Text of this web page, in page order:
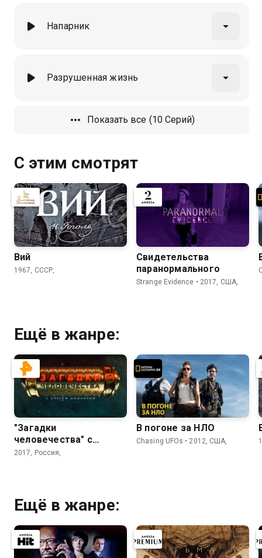
Напарник
Разрушенная жизнь
Показать все (10 Серий)
С этим смотрят
Вий
1967, СССР,
Свидетельства
паранормального
Strange Evidence • 2017, США,
Ещё в жанре:
"Загадки
человечества" с
Олегом Шишкиным
2017, Россия,
В погоне за НЛО
Chasing UFOs • 2012, США,
Ещё в жанре: